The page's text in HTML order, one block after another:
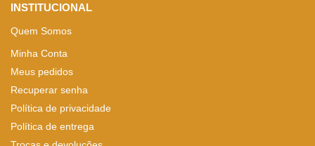
INSTITUCIONAL
Quem Somos
Minha Conta
Meus pedidos
Recuperar senha
Política de privacidade
Política de entrega